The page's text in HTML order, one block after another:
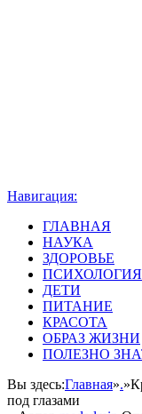
Навигация:
ГЛАВНАЯ
НАУКА
ЗДОРОВЬЕ
ПСИХОЛОГИЯ
ДЕТИ
ПИТАНИЕ
КРАСОТА
ОБРАЗ ЖИЗНИ
ПОЛЕЗНО
Вы здесь:Главная».»
под глазами